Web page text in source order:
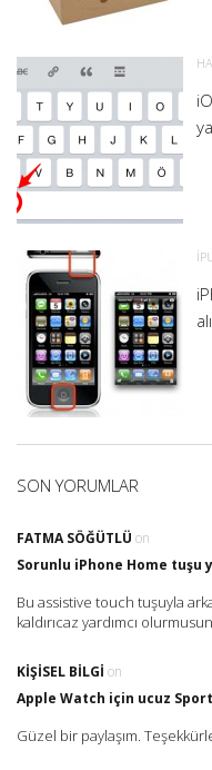
SON YORUMLAR
FATMA SÖĞÜTLÜ on
Sorunlu iPhone Home tuşu
Bu assistive touch tuşuyla
kaldırıcaz yardımcı
KIŞISEL BILGI on
Apple Watch için ucuz
Güzel bir paylaşım.